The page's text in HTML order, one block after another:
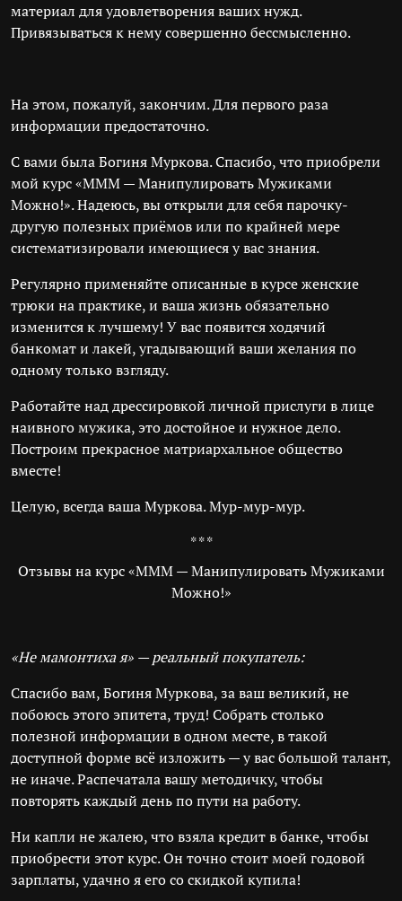
материал для удовлетворения ваших нужд.
Привязываться к нему совершенно бессмысленно.
На этом, пожалуй, закончим. Для первого раза
информации предостаточно.
С вами была Богиня Муркова. Спасибо, что приобрели
мой курс «МММ — Манипулировать Мужиками
Можно!». Надеюсь, вы открыли для себя парочку-
другую полезных приёмов или по крайней мере
систематизировали имеющиеся у вас знания.
Регулярно применяйте описанные в курсе женские
трюки на практике, и ваша жизнь обязательно
изменится к лучшему! У вас появится ходячий
банкомат и лакей, угадывающий ваши желания по
одному только взгляду.
Работайте над дрессировкой личной прислуги в лице
наивного мужика, это достойное и нужное дело.
Построим прекрасное матриархальное общество
вместе!
Целую, всегда ваша Муркова. Мур-мур-мур.
* * *
Отзывы на курс «МММ — Манипулировать Мужиками
Можно!»
«Не мамонтиха я» — реальный покупатель:
Спасибо вам, Богиня Муркова, за ваш великий, не
побоюсь этого эпитета, труд! Собрать столько
полезной информации в одном месте, в такой
доступной форме всё изложить — у вас большой талант,
не иначе. Распечатала вашу методичку, чтобы
повторять каждый день по пути на работу.
Ни капли не жалею, что взяла кредит в банке, чтобы
приобрести этот курс. Он точно стоит моей годовой
зарплаты, удачно я его со скидкой купила!